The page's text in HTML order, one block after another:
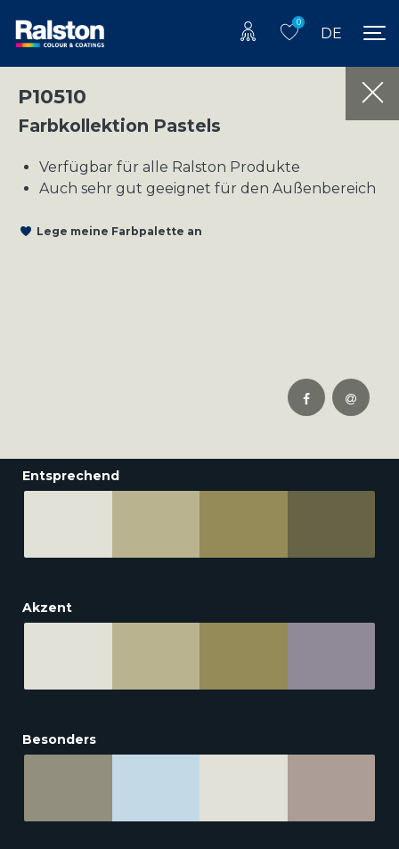
0
DE
P10510
Farbkollektion Pastels
Verfügbar für alle Ralston Produkte
Auch sehr gut geeignet für den Außenbereich
Lege meine Farbpalette an
Entsprechend
Akzent
Besonders